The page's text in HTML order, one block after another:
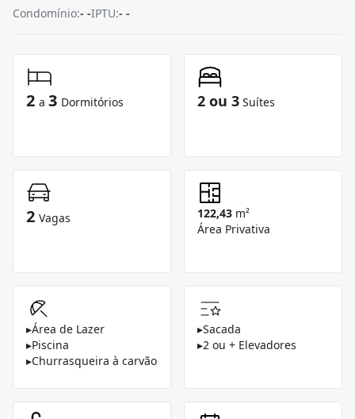
Condomínio:- -IPTU:- -
2 a 3 Dormitórios 2 ou 3 Suítes
2 Vagas 122,43 m²
Área Privativa
▸Área de Lazer
▸Piscina
▸Churrasqueira à carvão
▸Sacada
▸2 ou + Elevadores